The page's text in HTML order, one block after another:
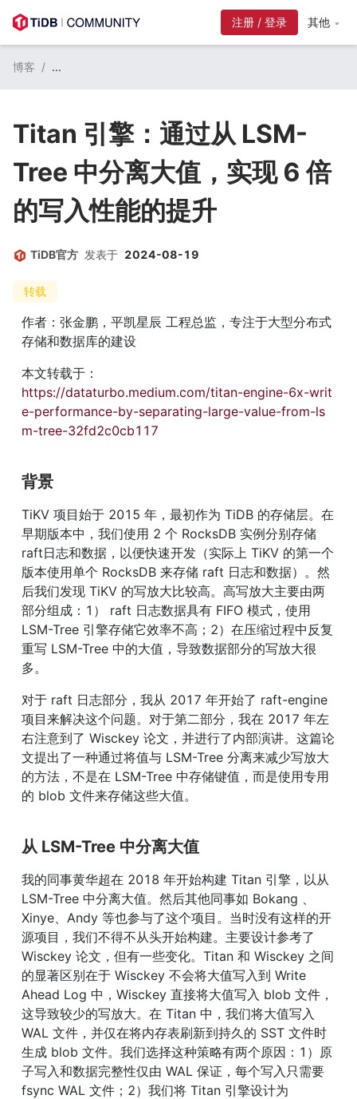
注册 / 登录 其他
博客 / ...
Titan 引擎：通过从 LSM-
Tree 中分离大值，实现 6 倍
的写入性能的提升
TiDB官方 发表于 2024-08-19
转载
作者：张金鹏，平凯星辰 工程总监，专注于大型分布式
存储和数据库的建设
本文转载于：
https://dataturbo.medium.com/titan-engine-6x-writ
e-performance-by-separating-large-value-from-ls
m-tree-32fd2c0cb117
背景
TiKV 项目始于 2015 年，最初作为 TiDB 的存储层。在
早期版本中，我们使用 2 个 RocksDB 实例分别存储
raft日志和数据，以便快速开发（实际上 TiKV 的第一个
版本使用单个 RocksDB 来存储 raft 日志和数据）。然
后我们发现 TiKV 的写放大比较高。高写放大主要由两
部分组成：1） raft 日志数据具有 FIFO 模式，使用
LSM-Tree 引擎存储它效率不高；2）在压缩过程中反复
重写 LSM-Tree 中的大值，导致数据部分的写放大很
多。
对于 raft 日志部分，我从 2017 年开始了 raft-engine
项目来解决这个问题。对于第二部分，我在 2017 年左
右注意到了 Wisckey 论文，并进行了内部演讲。这篇论
文提出了一种通过将值与 LSM-Tree 分离来减少写放大
的方法，不是在 LSM-Tree 中存储键值，而是使用专用
的 blob 文件来存储这些大值。
从 LSM-Tree 中分离大值
我的同事黄华超在 2018 年开始构建 Titan 引擎，以从
LSM-Tree 中分离大值。然后其他同事如 Bokang 、
Xinye、Andy 等也参与了这个项目。当时没有这样的开
源项目，我们不得不从头开始构建。主要设计参考了
Wisckey 论文，但有一些变化。Titan 和 Wisckey 之间
的显著区别在于 Wisckey 不会将大值写入到 Write
Ahead Log 中，Wisckey 直接将大值写入 blob 文件，
这导致较少的写放大。在 Titan 中，我们将大值写入
WAL 文件，并仅在将内存表刷新到持久的 SST 文件时
生成 blob 文件。我们选择这种策略有两个原因：1）原
子写入和数据完整性仅由 WAL 保证，每个写入只需要
fsync WAL 文件；2）我们将 Titan 引擎设计为